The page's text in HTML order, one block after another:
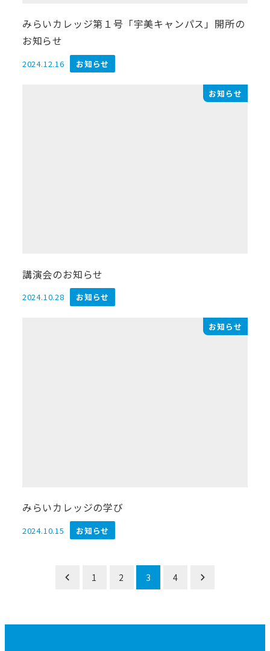
みらいカレッジ第１号「宇美キャンパス」開所の
お知らせ
投稿日
2024.12.16 お知らせ
お知らせ
講演会のお知らせ
投稿日
2024.10.28 お知らせ
お知らせ
みらいカレッジの学び
投稿日
2024.10.15 お知らせ
の
1 2 3 4